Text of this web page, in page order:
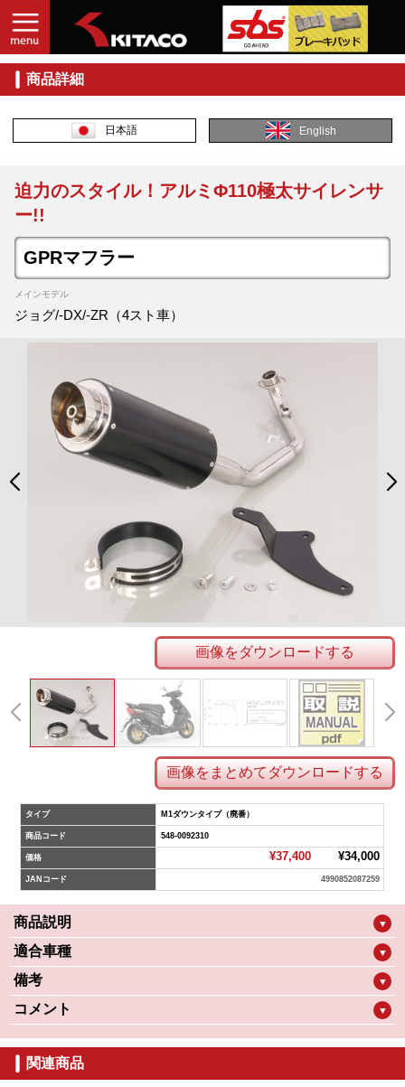
商品詳細
日本語 English
迫力のスタイル！アルミΦ110極太サイレンサ
ー!!
GPRマフラー
メインモデル
ジョグ/-DX/-ZR（4スト車）
画像をダウンロードする
画像をまとめてダウンロードする
タイプ M1ダウンタイプ（廃番）
商品コード 548-0092310
価格 ¥37,400¥34,000
JANコード 4990852087259
商品説明 ▼
適合車種 ▼
備考 ▼
コメント ▼
関連商品